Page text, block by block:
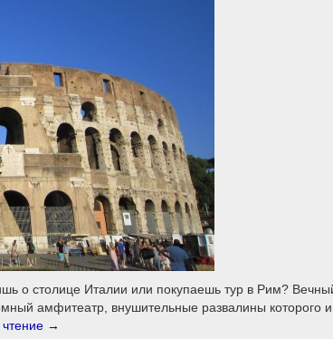
о столице Италии или покупаешь тур в Рим?
амфитеатр, внушительные развалины которого и
→